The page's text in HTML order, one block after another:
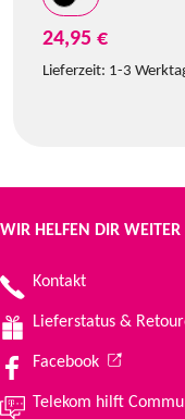
24,95 €
Lieferzeit: 1-3
WIR HELFEN DIR WEITER
Kontakt
Lieferstatus &
Facebook(Wird in
Telekom hilft